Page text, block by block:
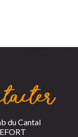
du Cantal